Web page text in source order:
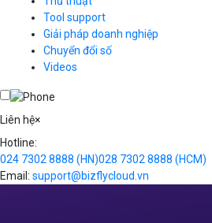
Simple Storage
VOD
VPN
Traffic Manager
Cloud VPS
Videos
Tool support
Giải pháp doanh nghiệp
Chuyển đổi số
Videos
Liên hệ×
Hotline:
024 7302 8888 (HN)028 7302 8888 (HCM)
Email: support@bizflycloud.vn